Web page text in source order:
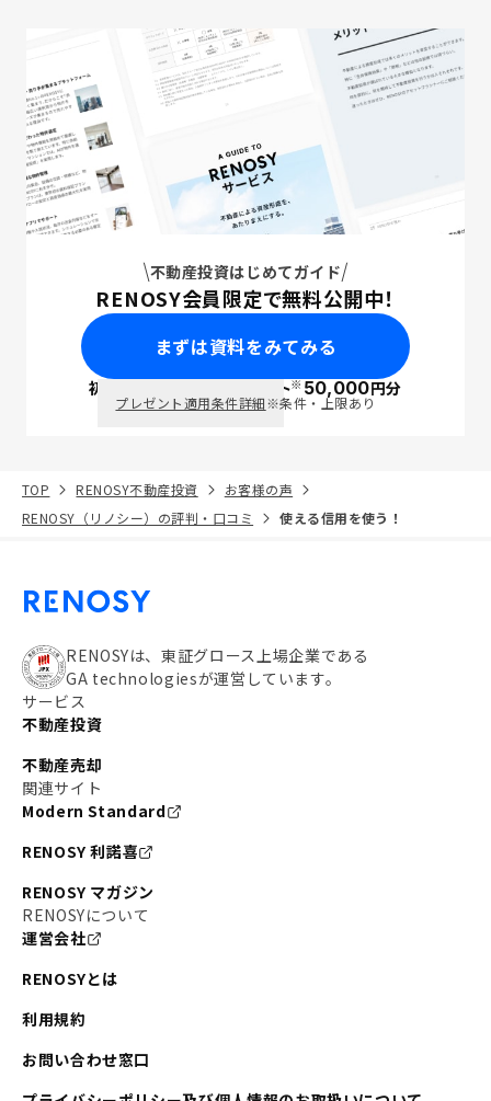
不動産投資はじめてガイド
RENOSY会員限定で無料公開中！
まずは資料をみてみる
初回面談で ポイント※50,000円分
プレゼント適用条件詳細※条件・上限あり
TOP RENOSY不動産投資
お客様の声
RENOSY（リノシー）の評判・口コミ
使える信用を使う！
RENOSYは、東証グロース上場企業である
GA technologiesが運営しています。
サービス
不動産投資
不動産売却
関連サイト
Modern Standard
RENOSY 利諾喜
RENOSY マガジン
RENOSYについて
運営会社
RENOSYとは
利用規約
お問い合わせ窓口